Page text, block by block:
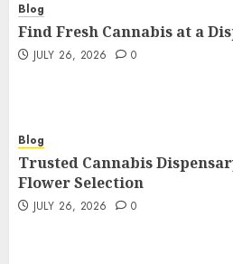
Blog
Find Fresh Cannabis at a
JULY 26, 2026 0
Blog
Trusted Cannabis
Flower Selection
JULY 26, 2026 0